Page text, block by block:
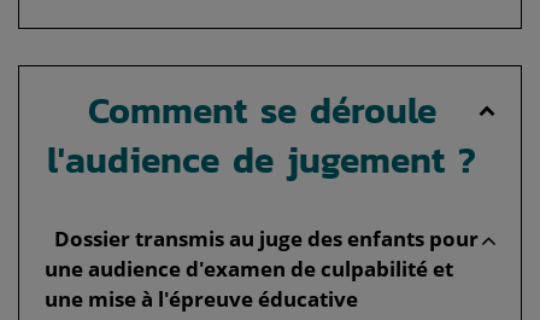
Comment se déroule
l'audience de jugement ?
Dossier transmis au juge des enfants pour
une audience d'examen de culpabilité et
une mise à l'épreuve éducative